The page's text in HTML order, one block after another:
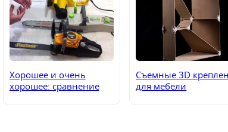
Хорошее и очень
хорошее: сравнение
Съемные 3D
для мебели